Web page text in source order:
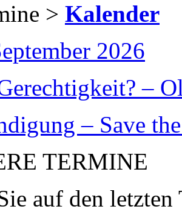
> Kalender
2026
–
– Save
TERMINE
auf den letzten